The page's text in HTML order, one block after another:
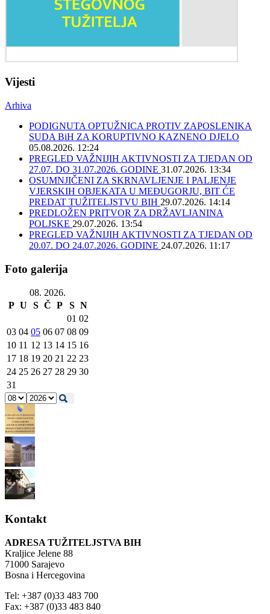
Vijesti
Arhiva
PODIGNUTA OPTUŽNICA PROTIV ZAPOSLENIKA
SUDA BiH ZA KORUPTIVNO KAZNENO DJELO
05.08.2026. 12:24
PREGLED VAŽNIJIH AKTIVNOSTI ZA TJEDAN OD
27.07. DO 31.07.2026. GODINE 31.07.2026. 13:34
OSUMNJIČENI ZA SKRNAVLJENJE I PALJENJE
VJERSKIH OBJEKATA U MEĐUGORJU, BIT ĆE
PREDAT TUŽITELJSTVU BIH 29.07.2026. 14:14
PREDLOŽEN PRITVOR ZA DRŽAVLJANINA
POLJSKE 29.07.2026. 13:54
PREGLED VAŽNIJIH AKTIVNOSTI ZA TJEDAN OD
20.07. DO 24.07.2026. GODINE 24.07.2026. 11:17
Foto galerija
08. 2026.
P U S Č P S N
01 02
03 04 05 06 07 08 09
10 11 12 13 14 15 16
17 18 19 20 21 22 23
24 25 26 27 28 29 30
31
Kontakt
ADRESA TUŽITELJSTVA BIH
Kraljice Jelene 88
71000 Sarajevo
Bosna i Hercegovina
Tel: +387 (0)33 483 700
Fax: +387 (0)33 483 840